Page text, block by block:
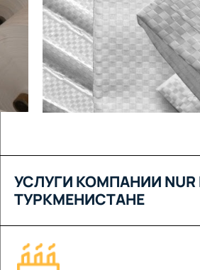
УСЛУГИ КОМПАНИИ NUR
ТУРКМЕНИСТАНЕ